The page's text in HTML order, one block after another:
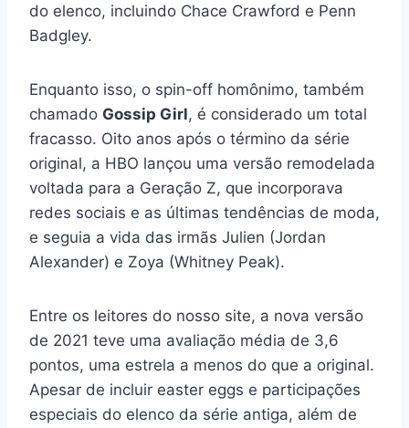
do elenco, incluindo Chace Crawford e Penn
Badgley.
Enquanto isso, o spin-off homônimo, também
chamado Gossip Girl, é considerado um total
fracasso. Oito anos após o término da série
original, a HBO lançou uma versão remodelada
voltada para a Geração Z, que incorporava
redes sociais e as últimas tendências de moda,
e seguia a vida das irmãs Julien (Jordan
Alexander) e Zoya (Whitney Peak).
Entre os leitores do nosso site, a nova versão
de 2021 teve uma avaliação média de 3,6
pontos, uma estrela a menos do que a original.
Apesar de incluir easter eggs e participações
especiais do elenco da série antiga, além de